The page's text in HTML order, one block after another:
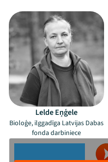
Mana
Lelde Eņģele
Bioloģe, ilggadīga Latvijas Dabas
fonda darbiniece